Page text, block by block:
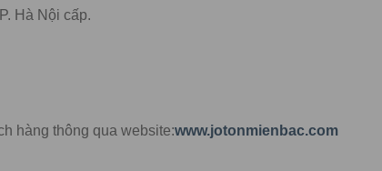
Hà Nội cấp.
hàng thông qua website:www.jotonmienbac.com